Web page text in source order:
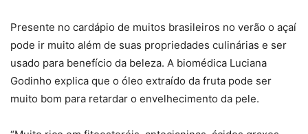
Presente no cardápio de muitos brasileiros no verão o açaí
pode ir muito além de suas propriedades culinárias e ser
usado para benefício da beleza. A biomédica Luciana
Godinho explica que o óleo extraído da fruta pode ser
muito bom para retardar o envelhecimento da pele.